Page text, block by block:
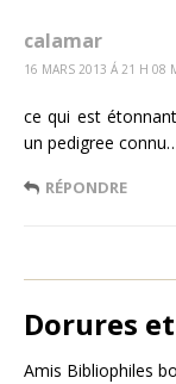
calamar
16 MARS 2013 Á 21 H 08
ce qui est
un pedigree
RÉPONDRE
Dorures
Amis Bibliophiles